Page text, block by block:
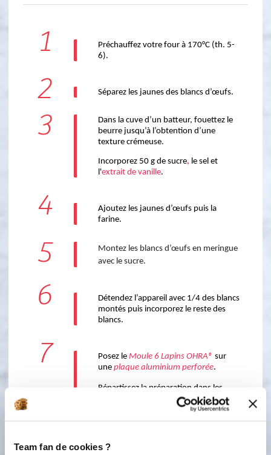
Team fan de cookies ?
1
Préchauffez votre four à 170°C (th. 5-
6).
2 Séparez les jaunes des blancs d’œufs.
3
Dans la cuve d’un batteur, fouettez le
beurre jusqu’à l’obtention d’une
texture crémeuse.
Incorporez 50 g de sucre, le sel et
l'extrait de vanille.
4
Ajoutez les jaunes d’œufs puis la
farine.
5
Montez les blancs d’œufs en meringue
avec le sucre.
6
Détendez l’appareil avec 1/4 des blancs
montés puis incorporez le reste des
blancs.
7 Posez le Moule 6 Lapins OHRA® sur
une plaque aluminium perforée.
Répartissez la préparation dans les
empreintes à l’aide de la poche à
munie d’une douille unie et